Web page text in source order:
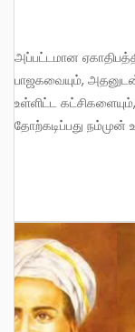
அப்பட்டமான ஏகாதிபத்திய ஆதரவு கொள்கைகளை பின்பற்றிவரும்
பாஜகவையும்,
உள்ளிட்ட
தோற்கடிப்பது